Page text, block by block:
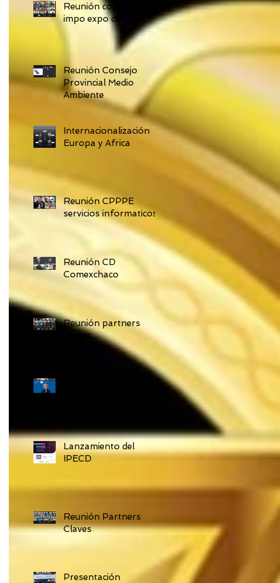
Reunión comisión
impo expo de CAC
Reunión Consejo
Provincial Medio
Ambiente
Internacionalización
Europa y Africa
Reunión CPPPE
servicios informaticos
Reunión CD
Comexchaco
Reunión partners
Claves
Lanzamiento del
IPECD
Reunión Partners
Claves
Presentación